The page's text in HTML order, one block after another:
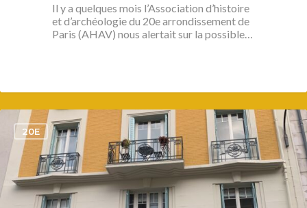
Il y a quelques mois l’Association d’histoire
et d’archéologie du 20e arrondissement de
Paris (AHAV) nous alertait sur la possible…
20E
1